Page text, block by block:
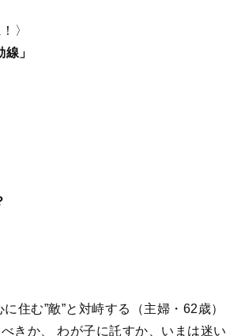
〉
」
住む”敵”と対峙する（主婦・62歳）
きか、 わが子に託すか、いまは迷い